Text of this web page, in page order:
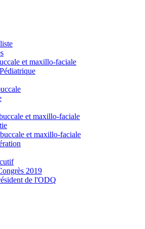
et maxillo-faciale
et maxillo-faciale
et maxillo-faciale
2019
de l'ODQ